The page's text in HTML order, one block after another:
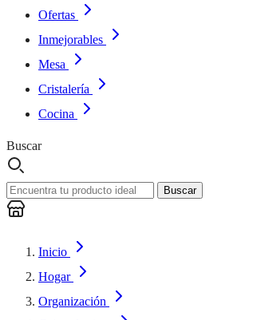
Ofertas
Inmejorables
Mesa
Cristalería
Cocina
Buscar
Buscar
Inicio
Hogar
Organización